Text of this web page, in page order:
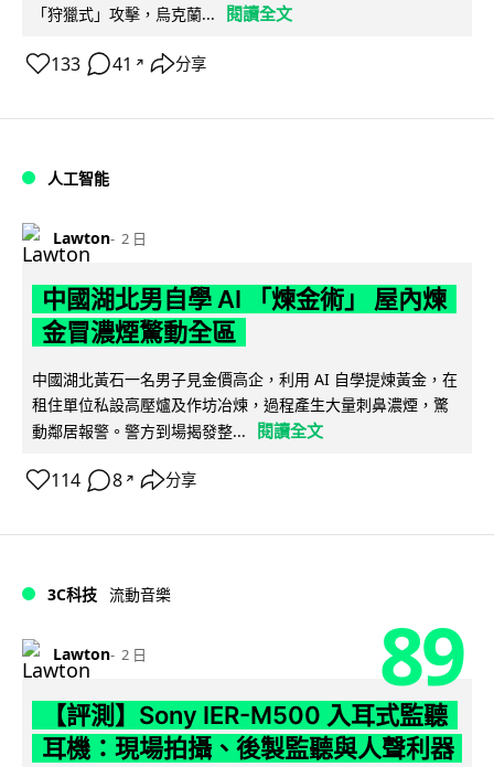
「狩獵式」攻擊，烏克蘭...
閱讀全文
133 41 ↗ 分享
人工智能
Lawton 2 日
中國湖北男自學 AI 「煉金術」 屋內煉
金冒濃煙驚動全區
中國湖北黃石一名男子見金價高企，利用 AI 自學提煉黃金，在
租住單位私設高壓爐及作坊冶煉，過程產生大量刺鼻濃煙，驚
動鄰居報警。警方到場揭發整...
閱讀全文
114 8 ↗ 分享
3C科技 流動音樂
Lawton 2 日 89
【評測】Sony IER-M500 入耳式監聽
耳機：現場拍攝、後製監聽與人聲利器